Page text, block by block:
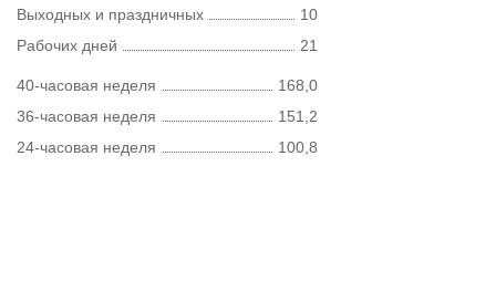
Выходных и праздничных
10
Рабочих дней
21
40-часовая неделя
168,0
36-часовая неделя
151,2
24-часовая неделя
100,8